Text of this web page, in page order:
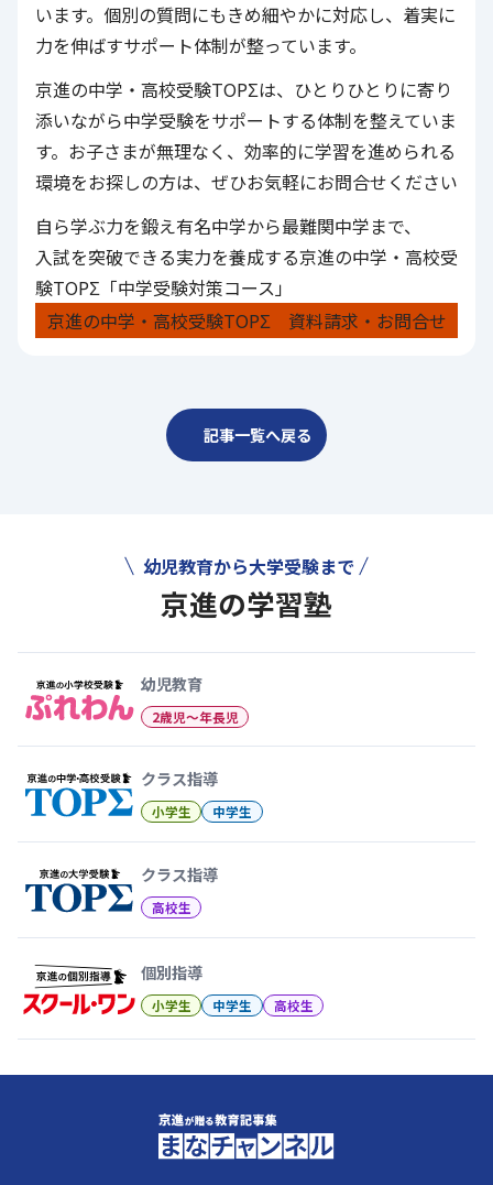
います。個別の質問にもきめ細やかに対応し、着実に
力を伸ばすサポート体制が整っています。
京進の中学・高校受験TOPΣは、ひとりひとりに寄り
添いながら中学受験をサポートする体制を整えていま
す。お子さまが無理なく、効率的に学習を進められる
環境をお探しの方は、ぜひお気軽にお問合せください
自ら学ぶ力を鍛え有名中学から最難関中学まで、
入試を突破できる実力を養成する京進の中学・高校受
験TOPΣ「中学受験対策コース」
京進の中学・高校受験TOPΣ 資料請求・お問合せ
記事一覧へ戻る
幼児教育から大学受験まで
京進の学習塾
幼児教育
2歳児〜年長児
クラス指導
小学生 中学生
クラス指導
高校生
個別指導
小学生 中学生 高校生